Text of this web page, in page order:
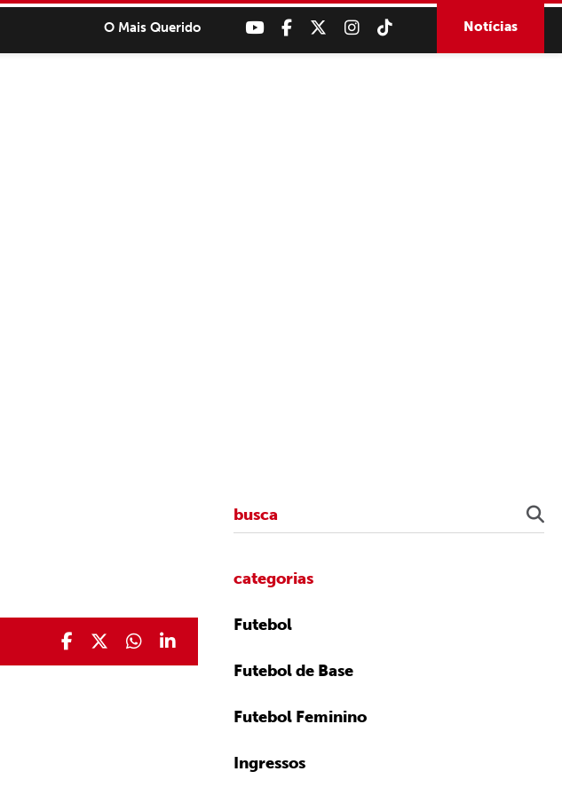
O Mais Querido Notícias
categorias
Futebol
Futebol de Base
Futebol Feminino
Ingressos